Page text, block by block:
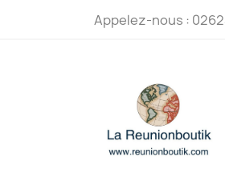
Appelez-nous :